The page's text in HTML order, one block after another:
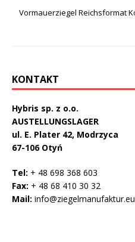
Vormauerziegel Reichsformat
KONTAKT
Hybris sp. z o.o.
AUSTELLUNGSLAGER
ul. E. Plater 42, Modrzyca
67-106 Otyń
Tel: + 48 698 368 603
Fax: + 48 68 410 30 32
Mail: info@ziegelmanufaktur.eu